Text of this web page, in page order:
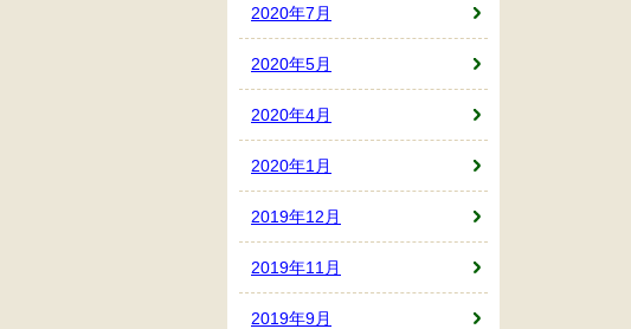
2020年7月
2020年5月
2020年4月
2020年1月
2019年12月
2019年11月
2019年9月